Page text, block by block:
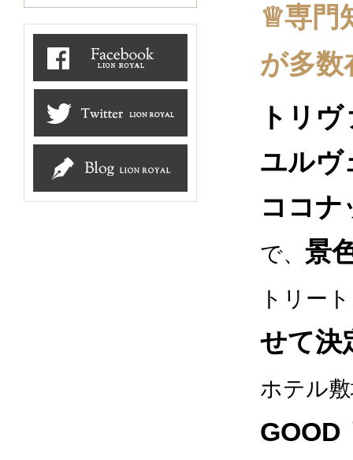
♕専門
が多数
トリ
ユルヴ
ココナ
で、 景
トリー
せて決
ホテル
GOOD